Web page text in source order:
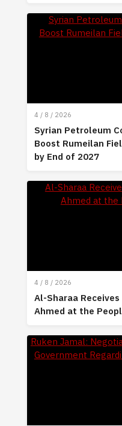
4 / 8 / 2026
Syrian Petroleum
Boost Rumeilan
by End of 2027
4 / 8 / 2026
Al-Sharaa
Ahmed at the